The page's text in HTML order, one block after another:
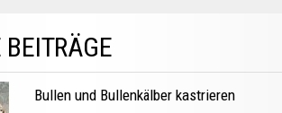
Bullen und Bullenkälber kastrieren